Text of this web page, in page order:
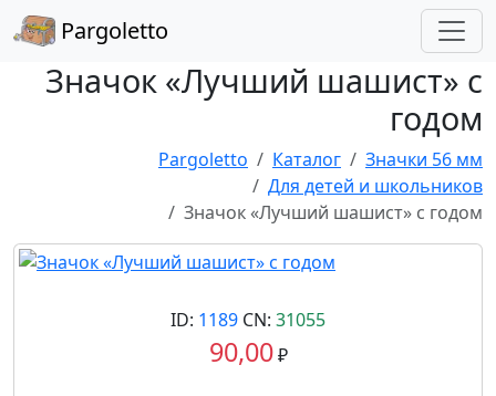
Pargoletto
Значок «Лучший шашист» с
годом
Pargoletto Каталог
Значки 56 мм
Для детей и школьников
Значок «Лучший шашист» с годом
ID: 1189 CN: 31055
90,00₽